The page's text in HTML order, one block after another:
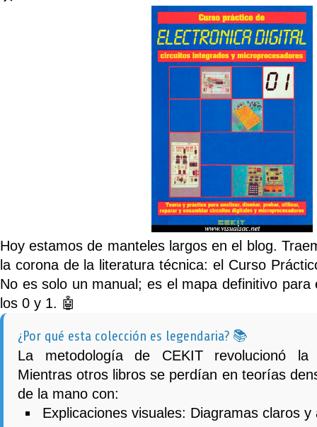
Hoy estamos de manteles largos en el blog.
la corona de la literatura técnica: el Curso
No es solo un manual; es el mapa definitivo para
los 0 y 1. 🤖
¿Por qué esta colección es legendaria? 📚
La metodología de CEKIT revolucionó la
Mientras otros libros se perdían en teorías
de la mano con:
Explicaciones visuales: Diagramas claros y